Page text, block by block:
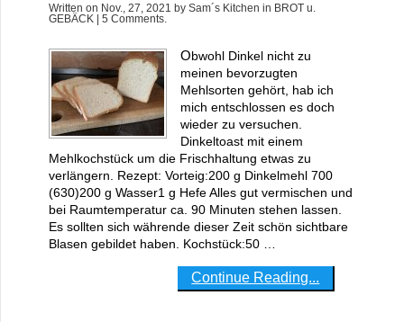
Written on Nov., 27, 2021 by Sam´s Kitchen in BROT u.
GEBÄCK
| 5 Comments.
Obwohl Dinkel nicht zu
meinen bevorzugten
Mehlsorten gehört, hab ich
mich entschlossen es doch
wieder zu versuchen.
Dinkeltoast mit einem
Mehlkochstück um die Frischhaltung etwas zu
verlängern. Rezept: Vorteig:200 g Dinkelmehl 700
(630)200 g Wasser1 g Hefe Alles gut vermischen und
bei Raumtemperatur ca. 90 Minuten stehen lassen.
Es sollten sich währende dieser Zeit schön sichtbare
Blasen gebildet haben. Kochstück:50 …
Continue Reading...